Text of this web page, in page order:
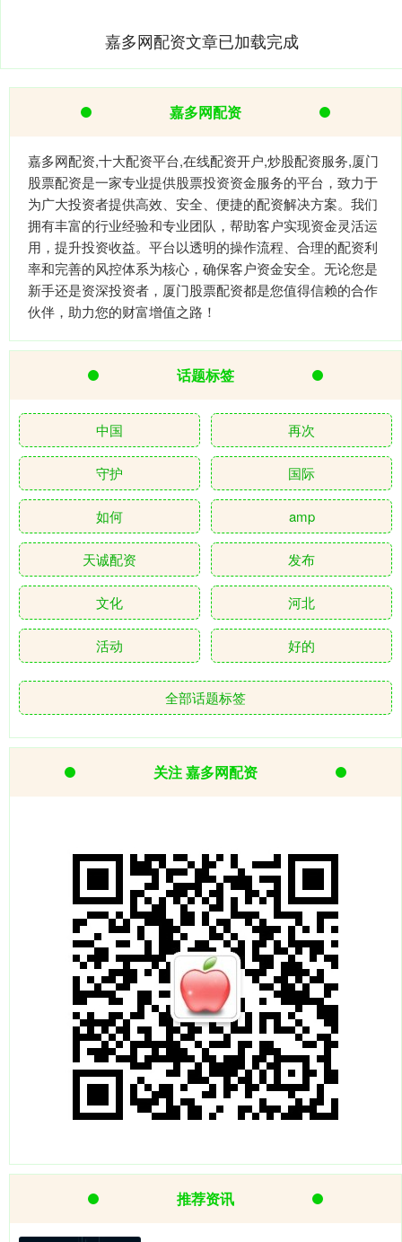
嘉多网配资文章已加载完成
嘉多网配资
嘉多网配资,十大配资平台,在线配资开户,炒股配资服务,厦门
股票配资是一家专业提供股票投资资金服务的平台，致力于
为广大投资者提供高效、安全、便捷的配资解决方案。我们
拥有丰富的行业经验和专业团队，帮助客户实现资金灵活运
用，提升投资收益。平台以透明的操作流程、合理的配资利
率和完善的风控体系为核心，确保客户资金安全。无论您是
新手还是资深投资者，厦门股票配资都是您值得信赖的合作
伙伴，助力您的财富增值之路！
话题标签
中国 再次
守护 国际
如何 amp
天诚配资 发布
文化 河北
活动 好的
全部话题标签
关注 嘉多网配资
推荐资讯